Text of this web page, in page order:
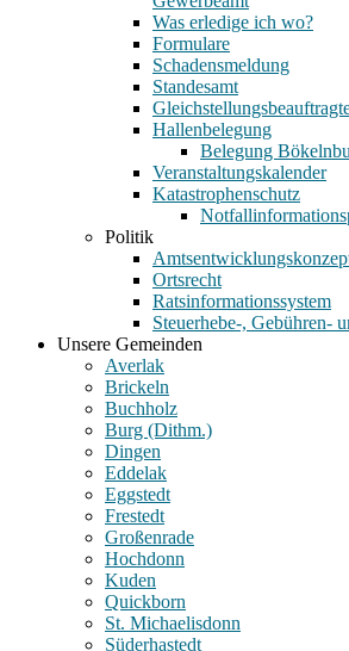
Was erledige ich wo?
Formulare
Schadensmeldung
Standesamt
Hallenbelegung
Belegung
Veranstaltungskalender
Katastrophenschutz
Politik
Ortsrecht
Ratsinformationssystem
Steuerhebe-, Gebühren-
Unsere Gemeinden
Averlak
Brickeln
Buchholz
Burg (Dithm.)
Dingen
Eddelak
Eggstedt
Frestedt
Großenrade
Hochdonn
Kuden
Quickborn
St. Michaelisdonn
Süderhastedt